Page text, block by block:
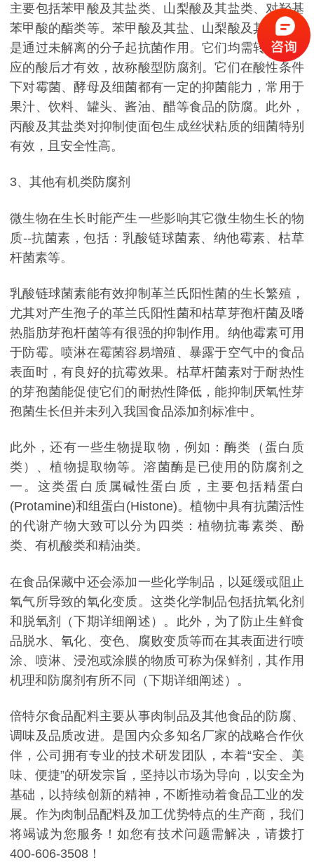
主要包括苯甲酸及其盐类、山梨酸及其盐类、对羟基
苯甲酸的酯类等。苯甲酸及其盐、山梨酸及其盐等均
是通过未解离的分子起抗菌作用。它们均需转变成相
应的酸后才有效，故称酸型防腐剂。它们在酸性条件
下对霉菌、酵母及细菌都有一定的抑菌能力，常用于
果汁、饮料、罐头、酱油、醋等食品的防腐。此外，
丙酸及其盐类对抑制使面包生成丝状粘质的细菌特别
有效，且安全性高。
3、其他有机类防腐剂
微生物在生长时能产生一些影响其它微生物生长的物
质--抗菌素，包括：乳酸链球菌素、纳他霉素、枯草
杆菌素等。
乳酸链球菌素能有效抑制革兰氏阳性菌的生长繁殖，
尤其对产生孢子的革兰氏阳性菌和枯草芽孢杆菌及嗜
热脂肪芽孢杆菌等有很强的抑制作用。纳他霉素可用
于防霉。喷淋在霉菌容易增殖、暴露于空气中的食品
表面时，有良好的抗霉效果。枯草杆菌素对于耐热性
的芽孢菌能促使它们的耐热性降低，能抑制厌氧性芽
孢菌生长但并未列入我国食品添加剂标准中。
此外，还有一些生物提取物，例如：酶类（蛋白质
类）、植物提取物等。溶菌酶是已使用的防腐剂之
一。这类蛋白质属碱性蛋白质，主要包括精蛋白
(Protamine)和组蛋白(Histone)。植物中具有抗菌活性
的代谢产物大致可以分为四类：植物抗毒素类、酚
类、有机酸类和精油类。
在食品保藏中还会添加一些化学制品，以延缓或阻止
氧气所导致的氧化变质。这类化学制品包括抗氧化剂
和脱氧剂（下期详细阐述）。此外，为了防止生鲜食
品脱水、氧化、变色、腐败变质等而在其表面进行喷
涂、喷淋、浸泡或涂膜的物质可称为保鲜剂，其作用
机理和防腐剂有所不同（下期详细阐述）。
倍特尔食品配料主要从事肉制品及其他食品的防腐、
调味及品质改进。是国内众多知名厂家的战略合作伙
伴，公司拥有专业的技术研发团队，本着“安全、美
味、便捷”的研发宗旨，坚持以市场为导向，以安全为
基础，以持续创新的精神，不断推动着食品工业的发
展。作为肉制品配料及加工优势特点的生产商，我们
将竭诚为您服务！如您有技术问题需解决，请拨打
400-606-3508！